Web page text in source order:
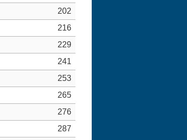
202
216
229
241
253
265
276
287